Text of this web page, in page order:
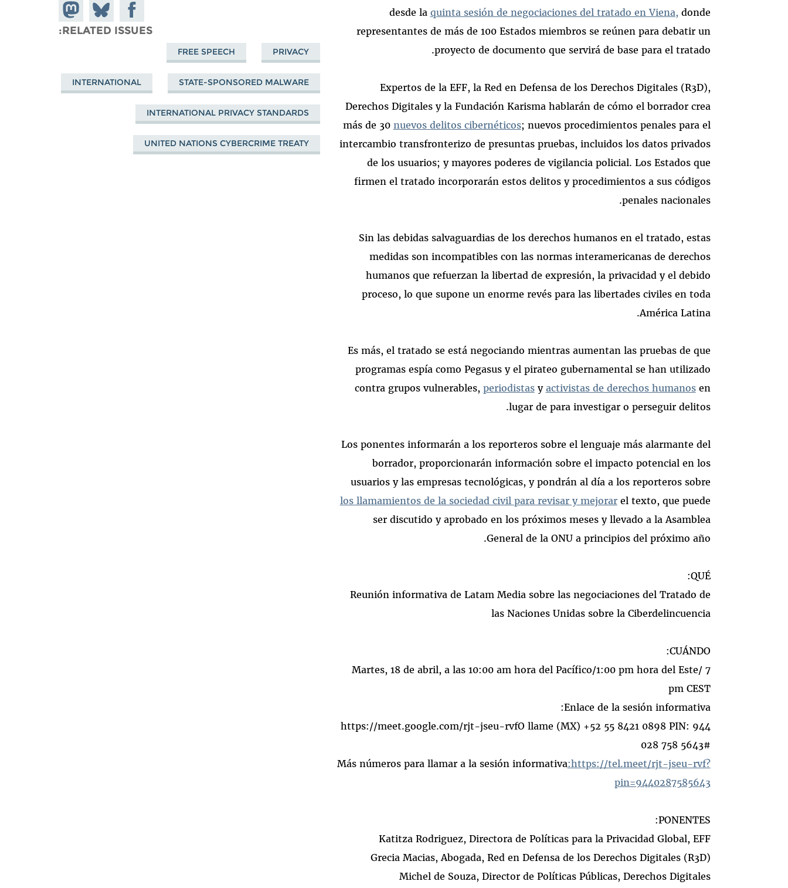
desde la quinta sesión de negociaciones del tratado en Viena, donde
representantes de más de 100 Estados miembros se reúnen para debatir un
proyecto de documento que servirá de base para el tratado.
Expertos de la EFF, la Red en Defensa de los Derechos Digitales (R3D),
Derechos Digitales y la Fundación Karisma hablarán de cómo el borrador crea
más de 30 nuevos delitos cibernéticos; nuevos procedimientos penales para el
intercambio transfronterizo de presuntas pruebas, incluidos los datos privados
de los usuarios; y mayores poderes de vigilancia policial. Los Estados que
firmen el tratado incorporarán estos delitos y procedimientos a sus códigos
penales nacionales.
Sin las debidas salvaguardias de los derechos humanos en el tratado, estas
medidas son incompatibles con las normas interamericanas de derechos
humanos que refuerzan la libertad de expresión, la privacidad y el debido
proceso, lo que supone un enorme revés para las libertades civiles en toda
América Latina.
Es más, el tratado se está negociando mientras aumentan las pruebas de que
programas espía como Pegasus y el pirateo gubernamental se han utilizado
contra grupos vulnerables, periodistasy activistas de derechos humanosen
lugar de para investigar o perseguir delitos.
Los ponentes informarán a los reporteros sobre el lenguaje más alarmante del
borrador, proporcionarán información sobre el impacto potencial en los
usuarios y las empresas tecnológicas, y pondrán al día a los reporteros sobre
los llamamientos de la sociedad civil para revisar y mejorarel texto, que puede
ser discutido y aprobado en los próximos meses y llevado a la Asamblea
General de la ONU a principios del próximo año.
QUÉ:
Reunión informativa de Latam Media sobre las negociaciones del Tratado de
las Naciones Unidas sobre la Ciberdelincuencia
CUÁNDO:
Martes, 18 de abril, a las 10:00 am hora del Pacífico/1:00 pm hora del Este/ 7
pm CEST
Enlace de la sesión informativa:
https://meet.google.com/rjt-jseu-rvfO llame ‪(MX) +52 55 8421 0898 PIN: ‪944
028 758 5643#
Más números para llamar a la sesión informativa:https://tel.meet/rjt-jseu-rvf?
pin=9440287585643
PONENTES:
Katitza Rodriguez, Directora de Políticas para la Privacidad Global, EFF
Grecia Macias, Abogada, Red en Defensa de los Derechos Digitales (R3D)
Michel de Souza, Director de Políticas Públicas, Derechos Digitales
Share on
Mastodon
Share
on
Share on
Facebook
RELATED ISSUES
PRIVACY
FREE SPEECH
STATE-SPONSORED MALWARE
INTERNATIONAL
INTERNATIONAL PRIVACY STANDARDS
UNITED NATIONS CYBERCRIME TREATY